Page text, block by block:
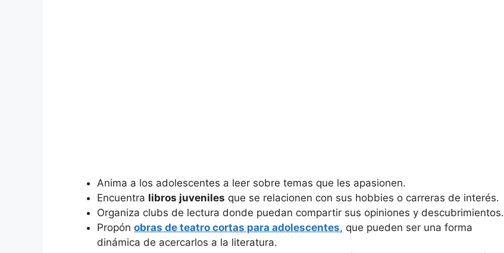
Anima a los adolescentes a leer sobre temas que les apasionen.
Encuentra libros juveniles que se relacionen con sus hobbies o carreras de interés.
Organiza clubs de lectura donde puedan compartir sus opiniones y descubrimientos.
Propón obras de teatro cortas para adolescentes, que pueden ser una forma
dinámica de acercarlos a la literatura.